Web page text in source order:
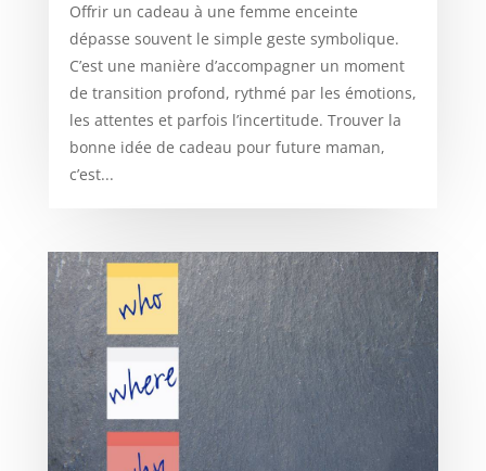
Offrir un cadeau à une femme enceinte
dépasse souvent le simple geste symbolique.
C’est une manière d’accompagner un moment
de transition profond, rythmé par les émotions,
les attentes et parfois l’incertitude. Trouver la
bonne idée de cadeau pour future maman,
c’est...